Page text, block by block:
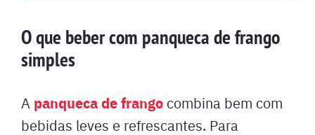
O que beber com panqueca de frango
simples
A panqueca de frango combina bem com
bebidas leves e refrescantes. Para